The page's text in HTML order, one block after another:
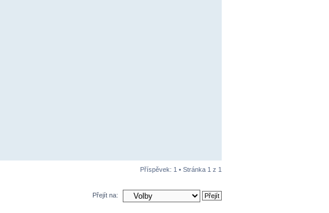
Příspěvek: 1 • Stránka 1 z 1
Přejít na: